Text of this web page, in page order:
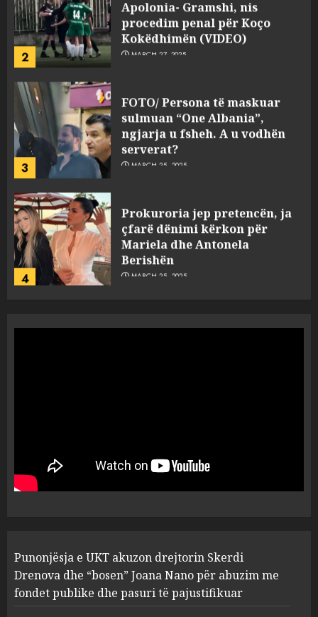
2
Apolonia- Gramshi, nis
procedim penal për Koço
Kokëdhimën (VIDEO)
MARCH 27, 2025
3
FOTO/ Persona të maskuar
sulmuan “One Albania”,
ngjarja u fsheh. A u vodhën
serverat?
MARCH 25, 2025
4
Prokuroria jep pretencën, ja
çfarë dënimi kërkon për
Mariela dhe Antonela
Berishën
MARCH 25, 2025
1
“bosen” Joana Nano për
abuzim me fondet publike dhe
pasuri të pajustifikuar
2
Apolonia- Gramshi, nis
procedim penal për Koço
Kokëdhimën (VIDEO)
MARCH 27, 2025
Punonjësja e UKT akuzon drejtorin Skerdi
Drenova dhe “bosen” Joana Nano për abuzim me
fondet publike dhe pasuri të pajustifikuar